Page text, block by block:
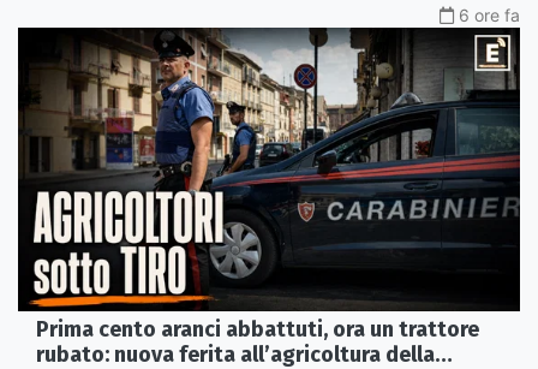
6 ore fa
Prima cento aranci abbattuti, ora un trattore
rubato: nuova ferita all’agricoltura della